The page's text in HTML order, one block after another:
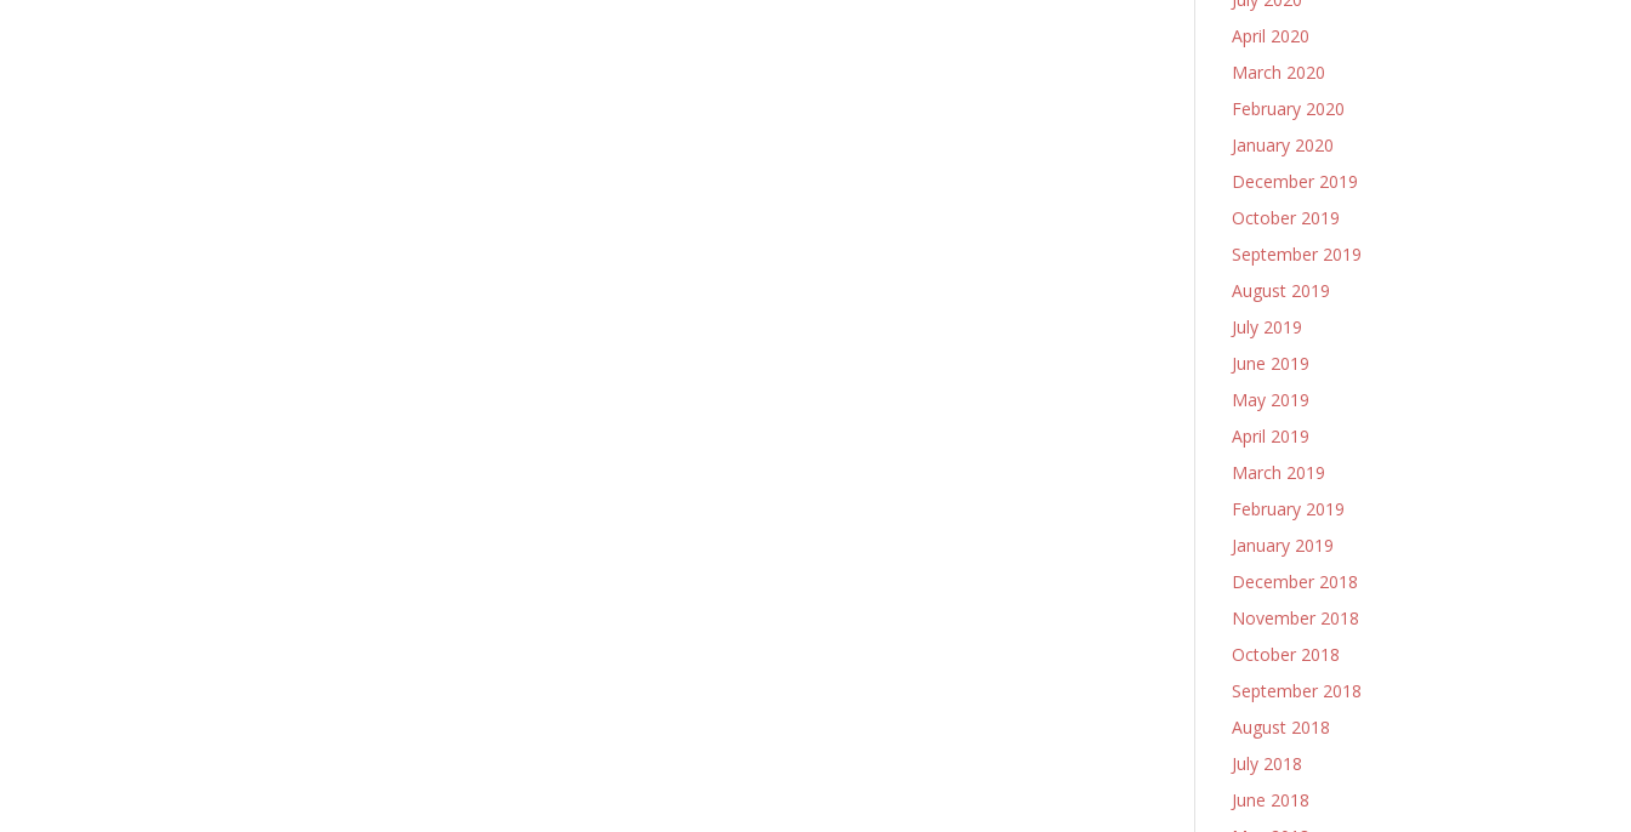
April 2020
March 2020
February 2020
January 2020
December 2019
October 2019
September 2019
August 2019
July 2019
June 2019
May 2019
April 2019
March 2019
February 2019
January 2019
December 2018
November 2018
October 2018
September 2018
August 2018
July 2018
June 2018